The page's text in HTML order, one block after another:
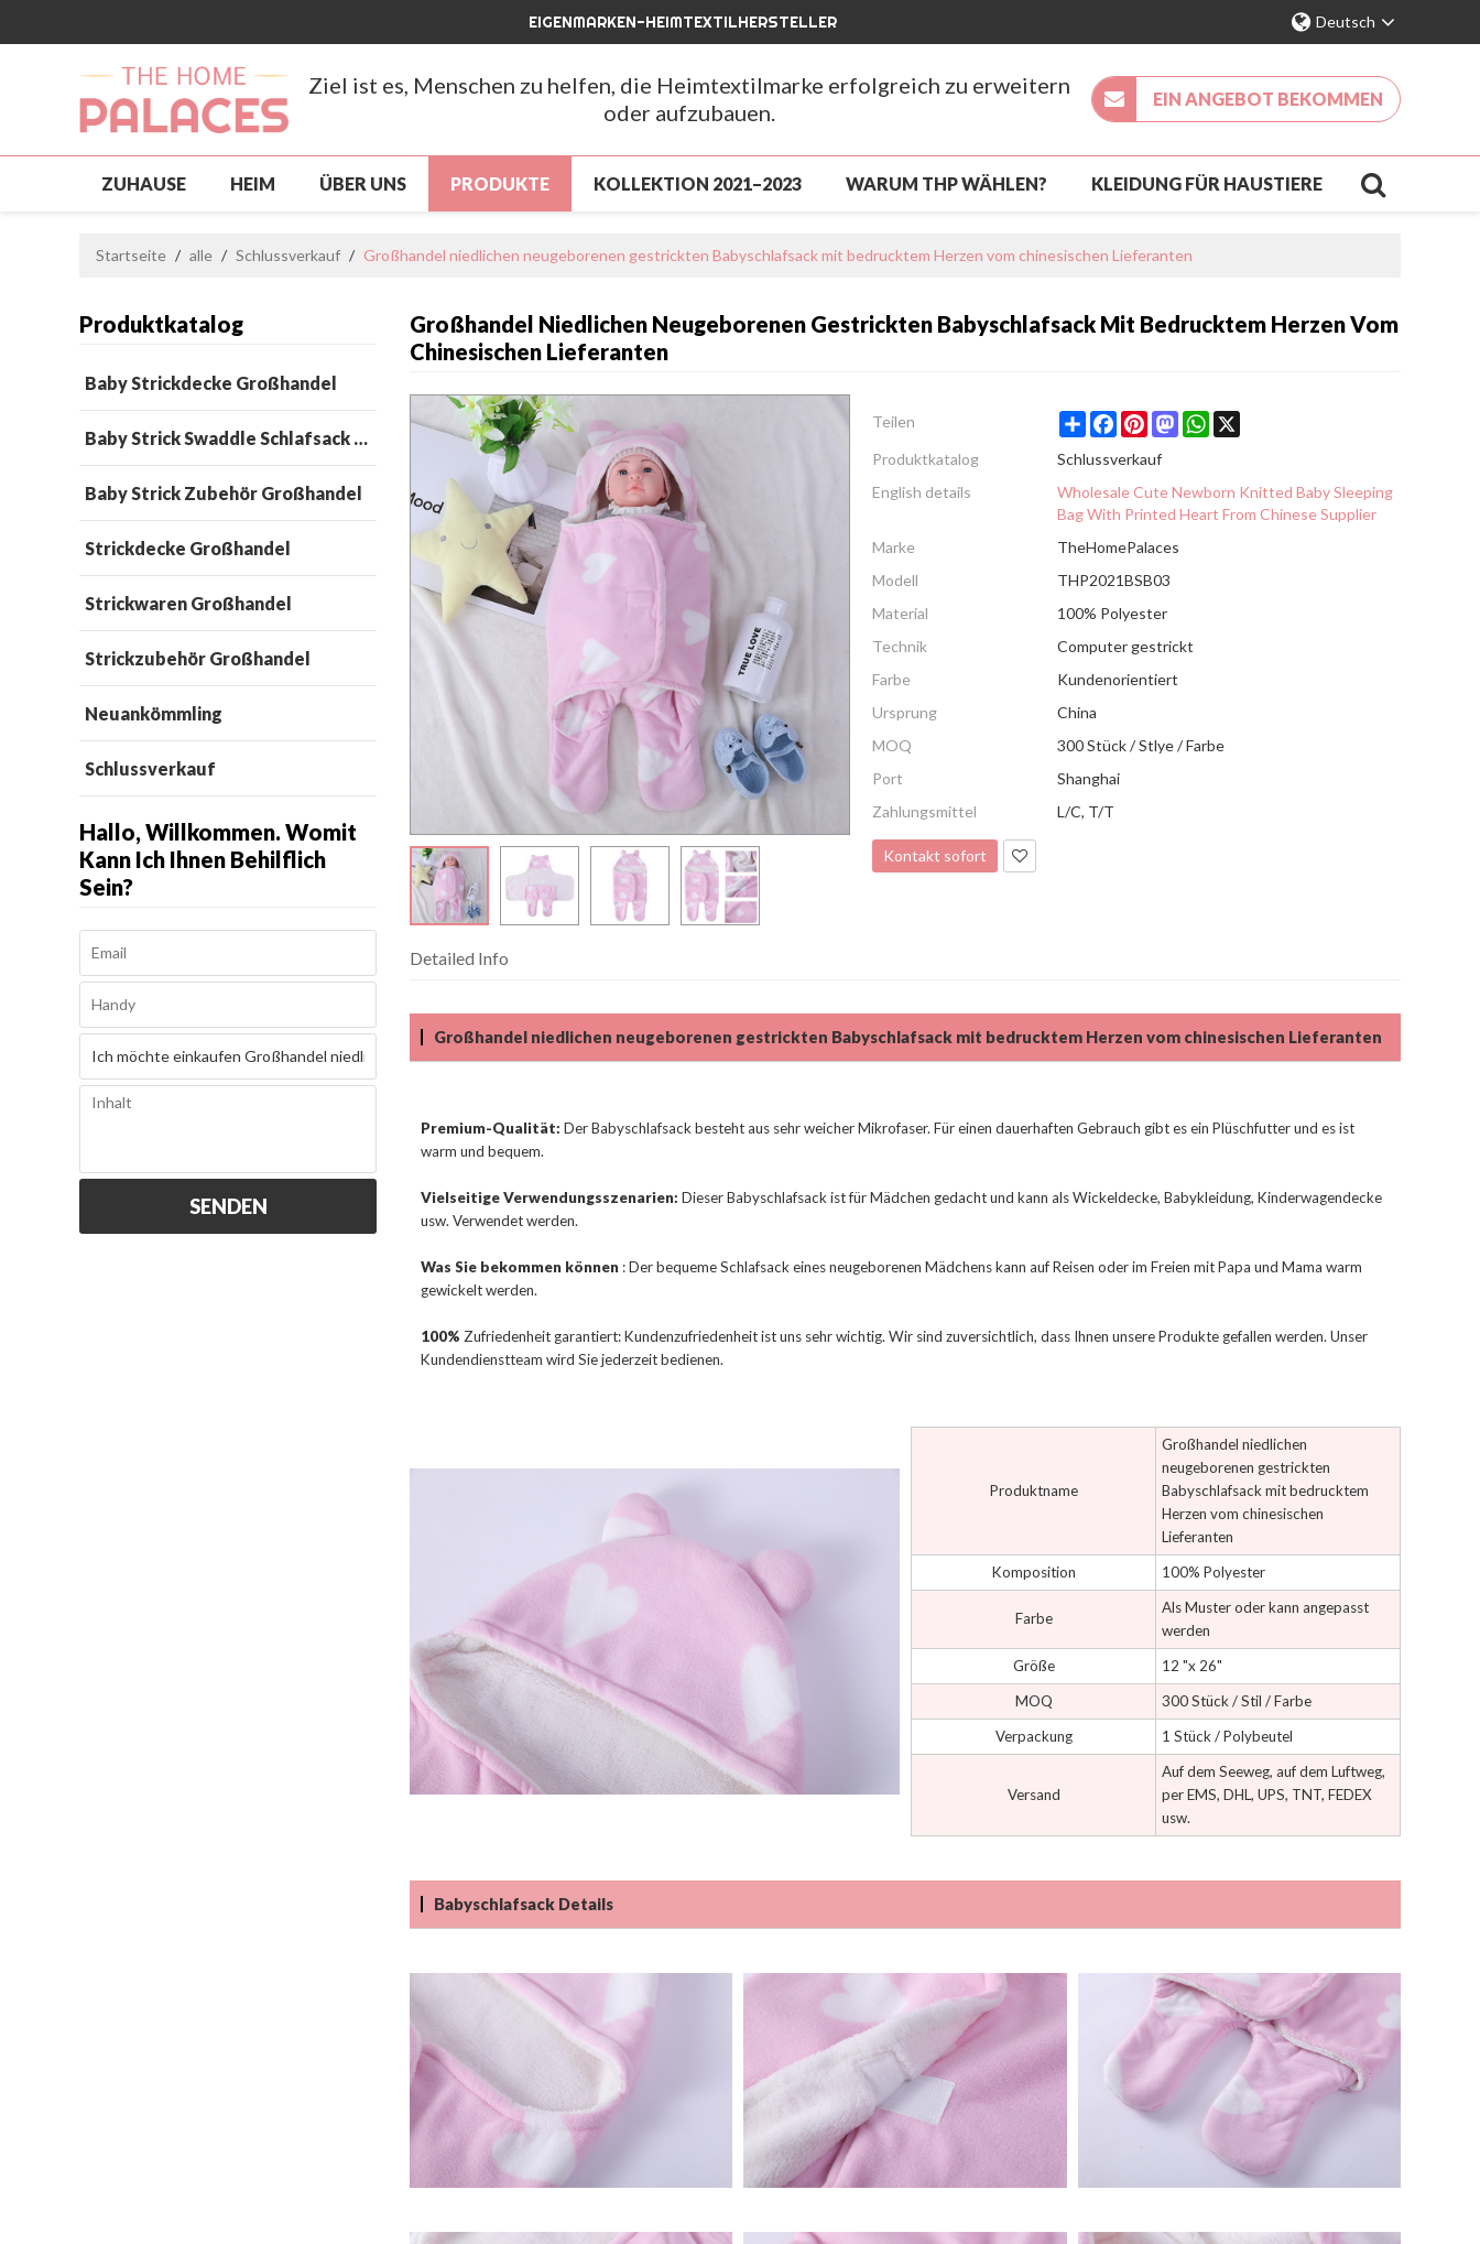
EIGENMARKEN-HEIMTEXTILHERSTELLER Deutsch
Ziel ist es, Menschen zu helfen, die Heimtextilmarke erfolgreich zu erweitern
oder aufzubauen.
EIN ANGEBOT BEKOMMEN
ZUHAUSE HEIM ÜBER UNS PRODUKTE KOLLEKTION 2021–2023 WARUM THP WÄHLEN? KLEIDUNG FÜR HAUSTIERE
KONTAKTIERE UNS FAQ
Startseite / alle / Schlussverkauf / Großhandel niedlichen neugeborenen gestrickten Babyschlafsack mit bedrucktem Herzen vom chinesischen Lieferanten
Produktkatalog
Baby Strickdecke Großhandel
Baby Strick Swaddle Schlafsack Großhandel
Baby Strick Zubehör Großhandel
Strickdecke Großhandel
Strickwaren Großhandel
Strickzubehör Großhandel
Neuankömmling
Schlussverkauf
Hallo, Willkommen. Womit
Kann Ich Ihnen Behilflich
Sein?
SENDEN
Großhandel Niedlichen Neugeborenen Gestrickten Babyschlafsack Mit Bedrucktem Herzen Vom
Chinesischen Lieferanten
Teilen ShareFacebookPinterestMastodonWhatsApp
Produktkatalog
Schlussverkauf
English details
Wholesale Cute Newborn Knitted Baby Sleeping
Bag With Printed Heart From Chinese Supplier
Marke
TheHomePalaces
Modell
THP2021BSB03
Material
100% Polyester
Technik
Computer gestrickt
Farbe
Kundenorientiert
Ursprung
China
MOQ
300 Stück / Stlye / Farbe
Port
Shanghai
Zahlungsmittel
L/C, T/T
Kontakt sofort
Detailed Info
Großhandel niedlichen neugeborenen gestrickten Babyschlafsack mit bedrucktem Herzen vom chinesischen Lieferanten
Premium-Qualität: Der Babyschlafsack besteht aus sehr weicher Mikrofaser. Für einen dauerhaften Gebrauch gibt es ein Plüschfutter und es ist
warm und bequem.
Vielseitige Verwendungsszenarien: Dieser Babyschlafsack ist für Mädchen gedacht und kann als Wickeldecke, Babykleidung, Kinderwagendecke
usw. Verwendet werden.
Was Sie bekommen können : Der bequeme Schlafsack eines neugeborenen Mädchens kann auf Reisen oder im Freien mit Papa und Mama warm
gewickelt werden.
100% Zufriedenheit garantiert: Kundenzufriedenheit ist uns sehr wichtig. Wir sind zuversichtlich, dass Ihnen unsere Produkte gefallen werden. Unser
Kundendienstteam wird Sie jederzeit bedienen.
Produktname
Großhandel niedlichen
neugeborenen gestrickten
Babyschlafsack mit bedrucktem
Herzen vom chinesischen
Lieferanten
Komposition
100% Polyester
Farbe
Als Muster oder kann angepasst
werden
Größe
12 "x 26"
MOQ
300 Stück / Stil / Farbe
Verpackung
1 Stück / Polybeutel
Versand
Auf dem Seeweg, auf dem Luftweg,
per EMS, DHL, UPS, TNT, FEDEX
usw.
Babyschlafsack Details